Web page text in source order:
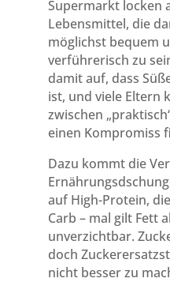
Supermarkt locken
Lebensmittel, die
möglichst bequem
verführerisch zu
damit auf, dass
ist, und viele Eltern
zwischen
einen Kompromiss
Dazu kommt die
auf High-Protein,
Carb – mal gilt Fett
unverzichtbar.
doch
nicht besser zu